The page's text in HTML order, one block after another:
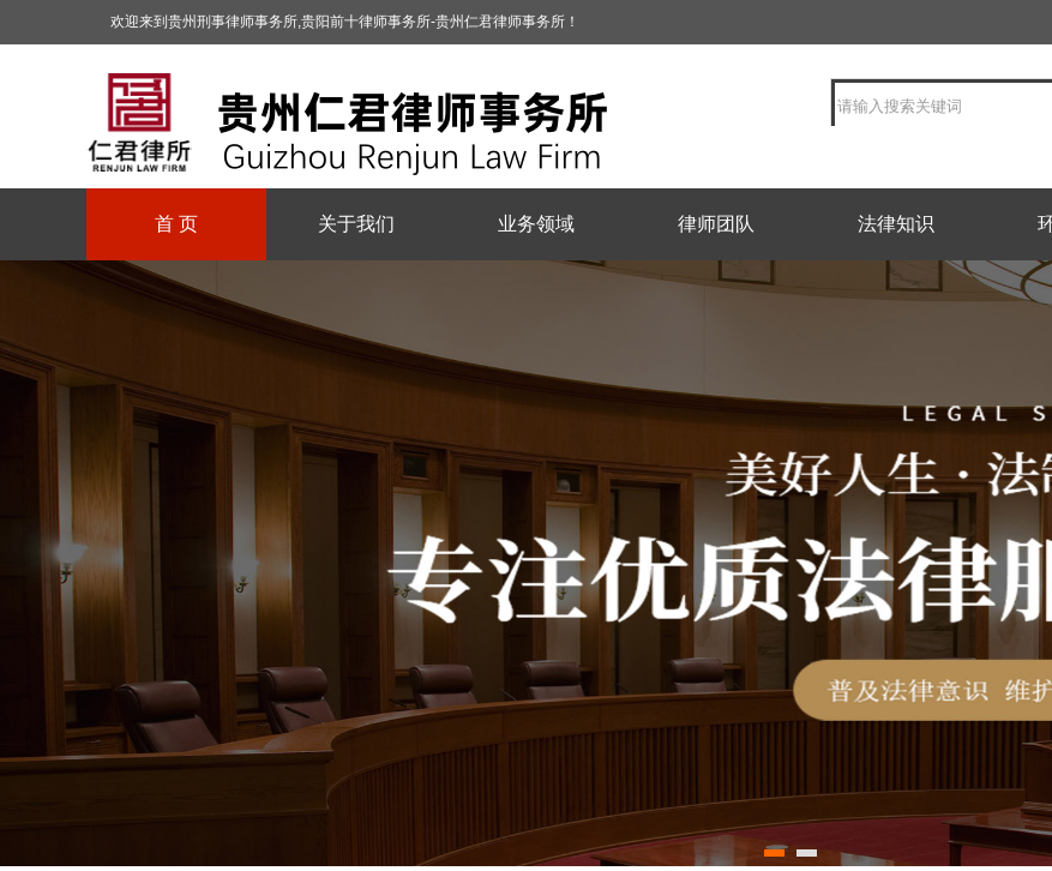
欢迎来到贵州刑事律师事务所,贵阳前十律师事务所-贵州仁君律师事务所！
首 页 关于我们 业务领域 律师团队 法律知识